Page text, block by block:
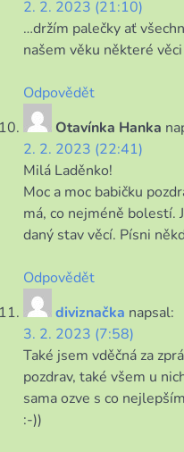
2. 2. 2023 (21:10)
…držím palečky ať
našem věku některé
Odpovědět
Otavínka Hanka
2. 2. 2023 (22:41)
Milá Laděnko!
Moc a moc babičku
má, co nejméně bolestí.
daný stav věcí. Písni
Odpovědět
diviznačka napsal:
3. 2. 2023 (7:58)
Také jsem vděčná za
pozdrav, také všem u
sama ozve s co
:-))